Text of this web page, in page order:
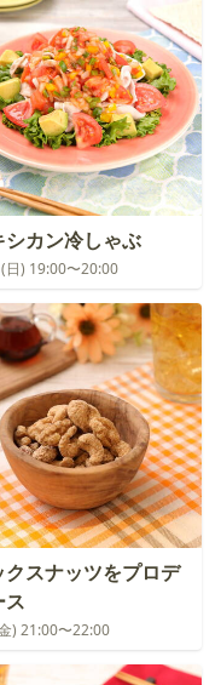
シカン冷しゃぶ
日) 19:00〜20:00
クスナッツをプロデ
ス
) 21:00〜22:00